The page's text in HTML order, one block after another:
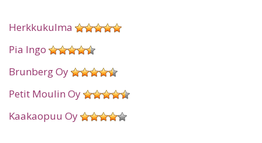
Herkkukulma
Pia Ingo
Brunberg Oy
Petit Moulin Oy
Kaakaopuu Oy